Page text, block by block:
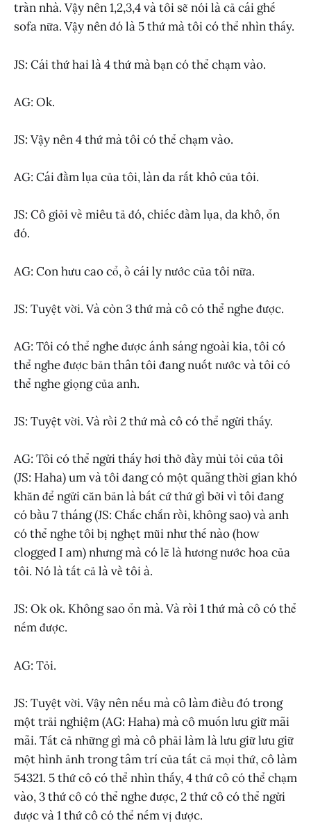
trần nhà. Vậy nên 1,2,3,4 và tôi sẽ nói là cả cái ghế
sofa nữa. Vậy nên đó là 5 thứ mà tôi có thể nhìn thấy.
JS: Cái thứ hai là 4 thứ mà bạn có thể chạm vào.
AG: Ok.
JS: Vậy nên 4 thứ mà tôi có thể chạm vào.
AG: Cái đầm lụa của tôi, làn da rất khô của tôi.
JS: Cô giỏi về miêu tả đó, chiếc đầm lụa, da khô, ổn
đó.
AG: Con hưu cao cổ, ồ cái ly nước của tôi nữa.
JS: Tuyệt vời. Và còn 3 thứ mà cô có thể nghe được.
AG: Tôi có thể nghe được ánh sáng ngoài kia, tôi có
thể nghe được bản thân tôi đang nuốt nước và tôi có
thể nghe giọng của anh.
JS: Tuyệt vời. Và rồi 2 thứ mà cô có thể ngửi thấy.
AG: Tôi có thể ngửi thấy hơi thở đầy mùi tỏi của tôi
(JS: Haha) um và tôi đang có một quãng thời gian khó
khăn để ngửi căn bản là bất cứ thứ gì bởi vì tôi đang
có bầu 7 tháng (JS: Chắc chắn rồi, không sao) và anh
có thể nghe tôi bị nghẹt mũi như thế nào (how
clogged I am) nhưng mà có lẽ là hương nước hoa của
tôi. Nó là tất cả là về tôi à.
JS: Ok ok. Không sao ổn mà. Và rồi 1 thứ mà cô có thể
nếm được.
AG: Tỏi.
JS: Tuyệt vời. Vậy nên nếu mà cô làm điều đó trong
một trải nghiệm (AG: Haha) mà cô muốn lưu giữ mãi
mãi. Tất cả những gì mà cô phải làm là lưu giữ lưu giữ
một hình ảnh trong tâm trí của tất cả mọi thứ, cô làm
54321. 5 thứ cô có thể nhìn thấy, 4 thứ cô có thể chạm
vào, 3 thứ cô có thể nghe được, 2 thứ cô có thể ngửi
được và 1 thứ cô có thể nếm vị được.